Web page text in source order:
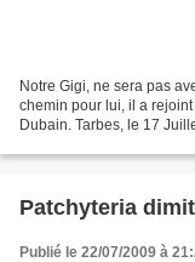
Notre Gigi, ne sera pas
chemin pour lui, il a
Dubain. Tarbes, le 17
Patchyteria
Publié le 22/07/2009 à